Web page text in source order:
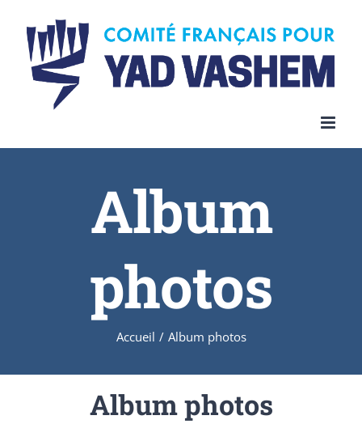
Album
photos
Accueil / Album photos
Album photos